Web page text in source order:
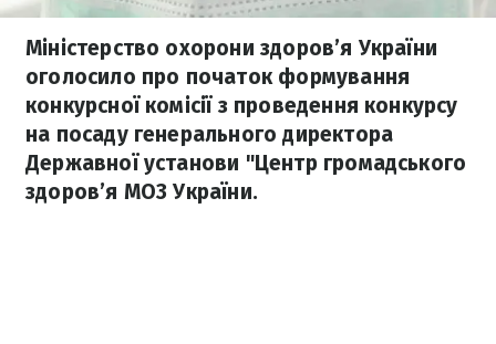
Міністерство охорони здоров’я України
оголосило про початок формування
конкурсної комісії з проведення конкурсу
на посаду генерального директора
Державної установи "Центр громадського
здоров’я МОЗ України.